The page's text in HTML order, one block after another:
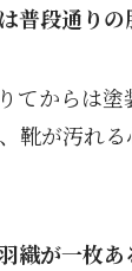
普段通りの
てからは塗
靴が汚れ
織が一枚あ